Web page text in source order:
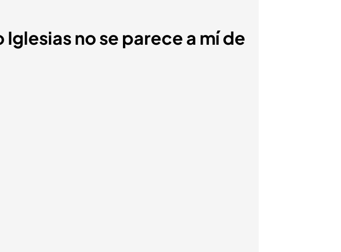
no se parece a mí de